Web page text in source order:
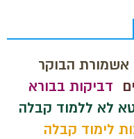
אשמורת הבוקר
דביקות בבורא
לא ללמוד קבלה
לימוד קבלה